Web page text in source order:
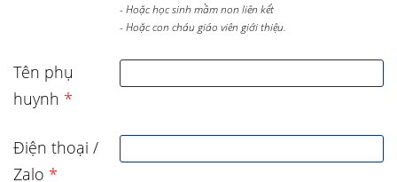
- Hoặc học sinh mầm non liên kết
- Hoặc con cháu giáo viên giới thiệu.
Tên phụ
huynh *
Điện thoại /
Zalo *